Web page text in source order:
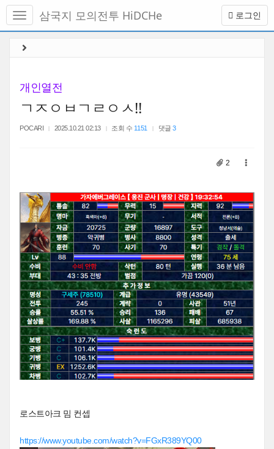
메
토
로그인
삼국지 모의전투 HiDCHe
개인열전
ㄱㅈㅇㅂㄱㄹㅇㅅ!!
POCARI 2025.10.21 02:13 조회 수 1151 댓글3
2
로스트아크 밈 컨셉
https://www.youtube.com/watch?v=FGxR389YQ00